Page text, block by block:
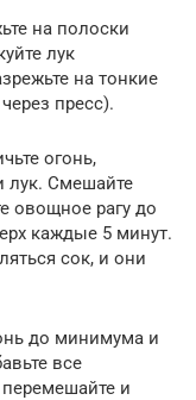
на полоски
лук
на тонкие
пресс).
огонь,
лук. Смешайте
овощное рагу до
каждые 5 минут.
сок, и они
до минимума и
все
и